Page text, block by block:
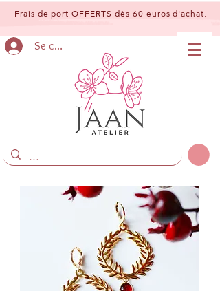
Frais de port OFFERTS dès 60 euros d'achat.
Se connecter